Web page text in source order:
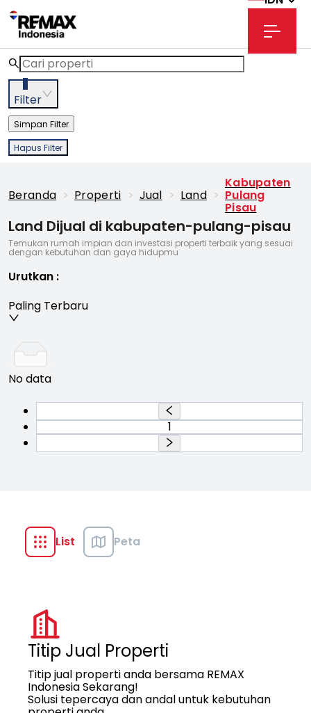
3
Filter
Simpan Filter
Hapus Filter
Beranda > Properti > Jual > Land >
Kabupaten
Pulang
Pisau
Land Dijual di kabupaten-pulang-pisau
Temukan rumah impian dan investasi properti terbaik yang sesuai
dengan kebutuhan dan gaya hidupmu
Urutkan :
Paling Terbaru
No data
1
List Peta
Titip Jual Properti
Titip jual properti anda bersama REMAX
Indonesia Sekarang!
Solusi tepercaya dan andal untuk kebutuhan